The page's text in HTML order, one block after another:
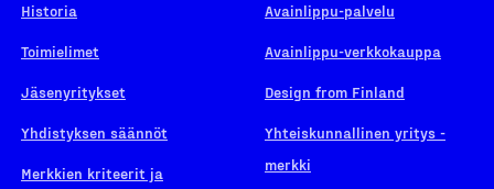
Historia
Toimielimet
Jäsenyritykset
Yhdistyksen säännöt
Merkkien kriteerit ja
Avainlippu-palvelu
Avainlippu-verkkokauppa
Design from Finland
Yhteiskunnallinen yritys -
merkki